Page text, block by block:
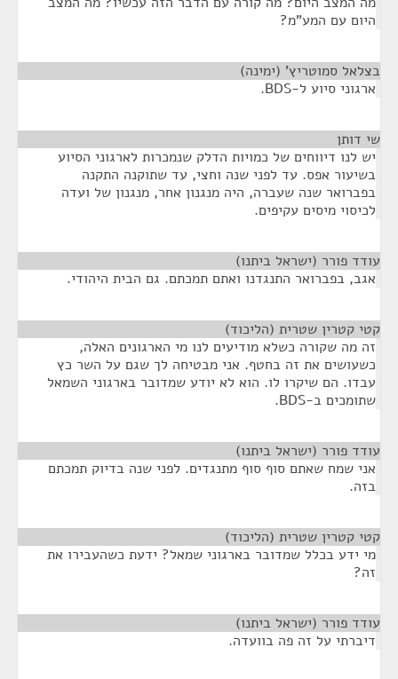
היום עם המע"מ?
בצלאל סמוטריץ' (ימינה)
ארגוני סיוע ל-BDS.
שי דותן
יש לנו דיווחים של כמויות הדלק שנמכרות לארגוני הסיוע
בשיעור אפס. עד לפני שנה וחצי, עד שתוקנה התקנה
בפברואר שנה שעברה, היה מנגנון אחר, מנגנון של ועדה
לכיסוי מיסים עקיפים.
עודד פורר (ישראל ביתנו)
אגב, בפברואר התנגדנו ואתם תמכתם. גם הבית היהודי.
קטי קטרין שטרית (הליכוד)
זה מה שקורה כשלא מודיעים לנו מי הארגונים האלה,
כשעושים את זה בחטף. אני מבטיחה לך שגם על השר כץ
עבדו. הם שיקרו לו. הוא לא יודע שמדובר בארגוני השמאל
שתומכים ב-BDS.
עודד פורר (ישראל ביתנו)
אני שמח שאתם סוף סוף מתנגדים. לפני שנה בדיוק תמכתם
בזה.
קטי קטרין שטרית (הליכוד)
מי ידע בכלל שמדובר בארגוני שמאל? ידעת כשהעבירו את
זה?
עודד פורר (ישראל ביתנו)
דיברתי על זה פה בוועדה.